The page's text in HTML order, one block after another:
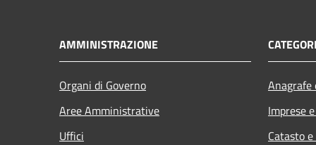
AMMINISTRAZIONE
Organi di Governo
Aree Amministrative
Uffici
Imprese
Catasto